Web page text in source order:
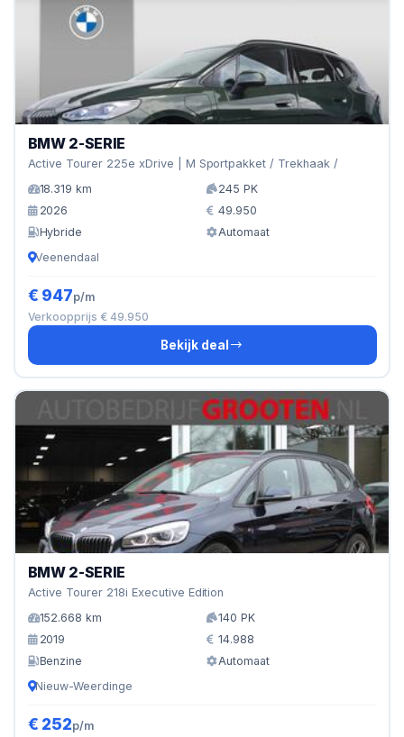
BMW 2-SERIE
Active Tourer 225e xDrive | M Sportpakket / Trekhaak /
18.319 km
245 PK
2026
49.950
Hybride
Automaat
Veenendaal
€ 947p/m
Verkoopprijs € 49.950
Bekijk deal
BMW 2-SERIE
Active Tourer 218i Executive Edition
152.668 km
140 PK
2019
14.988
Benzine
Automaat
Nieuw-Weerdinge
€ 252p/m